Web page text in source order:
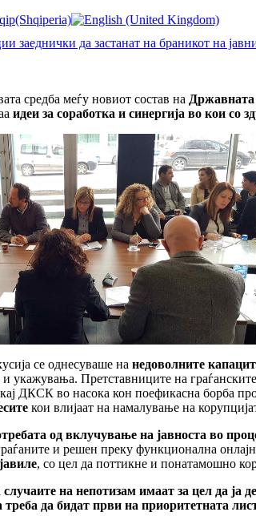
заеднички да застанат на браникот на
средба меѓу новиот состав на Државната
идеи за соработка и синергија во кои со
се однесуваше на недоволните
укажувања. Претставниците на
ДКСК во насока кон поефикасна борба
кои влијаат на намалување на
од вклучување на јавноста во
и решен преку функционална
, со цел да поттикне и понатамошно
на непотизам имаат за цел да ја
да бидат први на приоритетната